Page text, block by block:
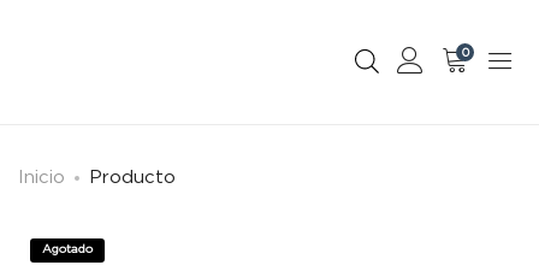
0
Inicio Producto
Agotado